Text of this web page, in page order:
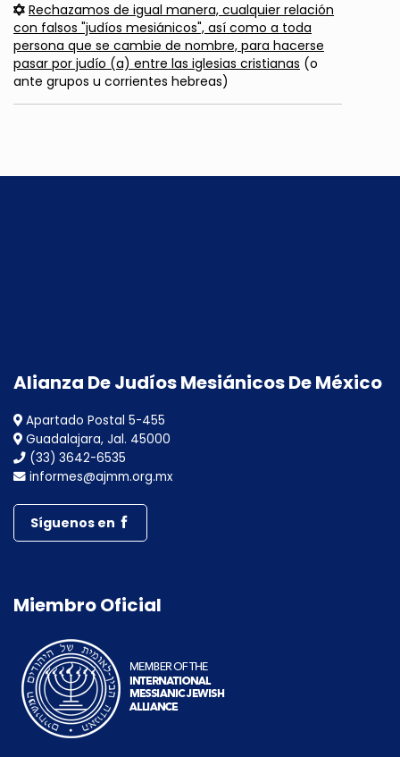
Rechazamos de igual manera, cualquier relación
con falsos "judíos mesiánicos", así como a toda
persona que se cambie de nombre, para hacerse
pasar por judío (a) entre las iglesias cristianas (o
ante grupos u corrientes hebreas)
Alianza De Judíos Mesiánicos De México
Apartado Postal 5-455
Guadalajara, Jal. 45000
(33) 3642-6535
informes@ajmm.org.mx
Síguenos en
Miembro Oficial